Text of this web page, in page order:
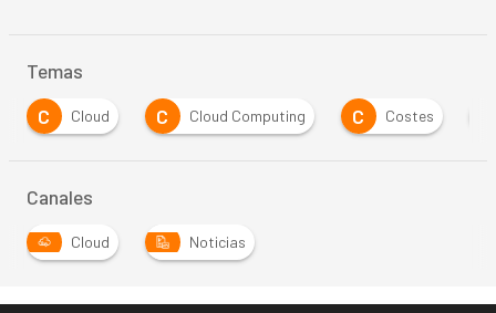
Temas
C
Cloud C Cloud Computing C Costes
Canales
Cloud Noticias